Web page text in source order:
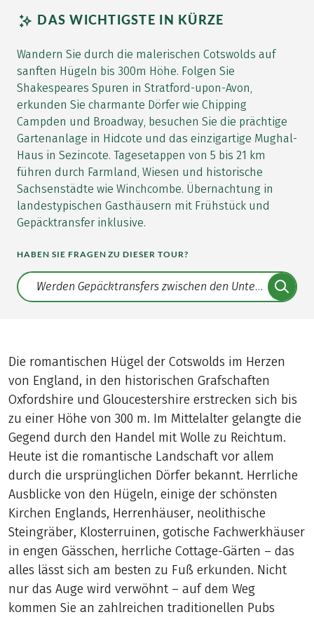
DAS WICHTIGSTE IN KÜRZE
Wandern Sie durch die malerischen Cotswolds auf
sanften Hügeln bis 300m Höhe. Folgen Sie
Shakespeares Spuren in Stratford-upon-Avon,
erkunden Sie charmante Dörfer wie Chipping
Campden und Broadway, besuchen Sie die prächtige
Gartenanlage in Hidcote und das einzigartige Mughal-
Haus in Sezincote. Tagesetappen von 5 bis 21 km
führen durch Farmland, Wiesen und historische
Sachsenstädte wie Winchcombe. Übernachtung in
landestypischen Gasthäusern mit Frühstück und
Gepäcktransfer inklusive.
HABEN SIE FRAGEN ZU DIESER TOUR?
Translate: a11y.faq.search
Die romantischen Hügel der Cotswolds im Herzen
von England, in den historischen Grafschaften
Oxfordshire und Gloucestershire erstrecken sich bis
zu einer Höhe von 300 m. Im Mittelalter gelangte die
Gegend durch den Handel mit Wolle zu Reichtum.
Heute ist die romantische Landschaft vor allem
durch die ursprünglichen Dörfer bekannt. Herrliche
Ausblicke von den Hügeln, einige der schönsten
Kirchen Englands, Herrenhäuser, neolithische
Steingräber, Klosterruinen, gotische Fachwerkhäuser
in engen Gässchen, herrliche Cottage-Gärten – das
alles lässt sich am besten zu Fuß erkunden. Nicht
nur das Auge wird verwöhnt – auf dem Weg
kommen Sie an zahlreichen traditionellen Pubs